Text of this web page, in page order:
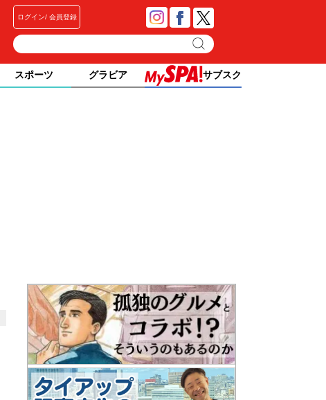
ログイン 会員登録
スポーツ グラビア サブスク